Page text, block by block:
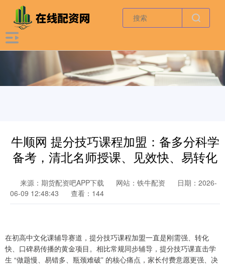
牛顺网 提分技巧课程加盟：备多分科学
备考，清北名师授课、见效快、易转化
来源：期货配资吧APP下载 网站：铁牛配资
日期：2026-
06-09 12:48:43
查看：144
在初高中文化课辅导赛道，提分技巧课程加盟一直是刚需强、转化
快、口碑易传播的黄金项目。相比常规同步辅导，提分技巧课直击学
生 “做题慢、易错多、瓶颈难破” 的核心痛点，家长付费意愿更强、决